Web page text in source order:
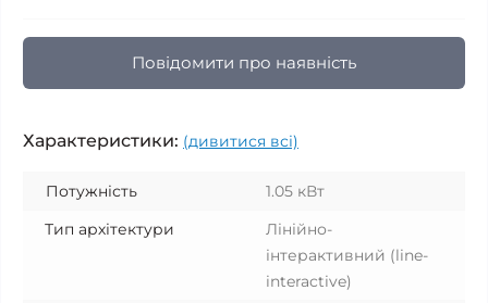
Повідомити про наявність
Характеристики: (дивитися всі)
Потужність
1.05 кВт
Тип архітектури
Лінійно-
інтерактивний (line-
interactive)